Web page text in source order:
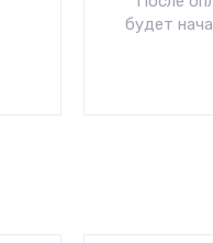
будет